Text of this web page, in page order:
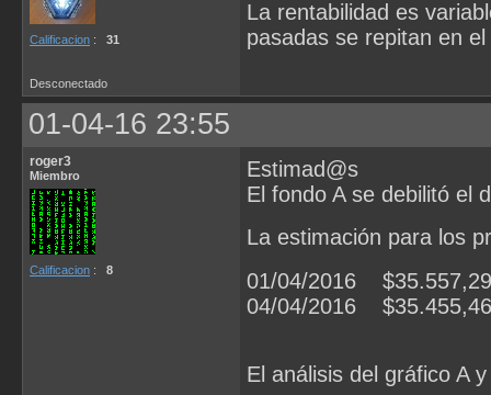
Calificacion : 31
La rentabilidad es
pasadas se repitan en
Desconectado
01-04-16 23:55
roger3
Miembro
Calificacion : 8
Estimad@s
El fondo A se debilitó el
La estimación para los
01/04/2016 $35.557,29
04/04/2016 $35.455,46
El análisis del gráfico A